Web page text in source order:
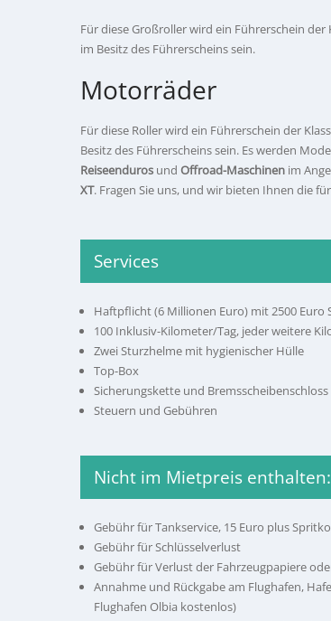
Für diese Großroller wird ein Führerschein der
im Besitz des Führerscheins sein.
Motorräder
Für diese Roller wird ein Führerschein der
Besitz des Führerscheins sein. Es werden
Reiseenduros und Offroad-Maschinen im
XT. Fragen Sie uns, und wir bieten Ihnen die
Services
Haftpflicht (6 Millionen Euro) mit 2500
100 Inklusiv-Kilometer/Tag, jeder weitere
Zwei Sturzhelme mit hygienischer Hülle
Top-Box
Sicherungskette und Bremsscheibenschloss
Steuern und Gebühren
Nicht im Mietpreis enthalten:
Gebühr für Tankservice, 15 Euro plus
Gebühr für Schlüsselverlust
Gebühr für Verlust der Fahrzeugpapiere
Annahme und Rückgabe am Flughafen,
Flughafen Olbia kostenlos)